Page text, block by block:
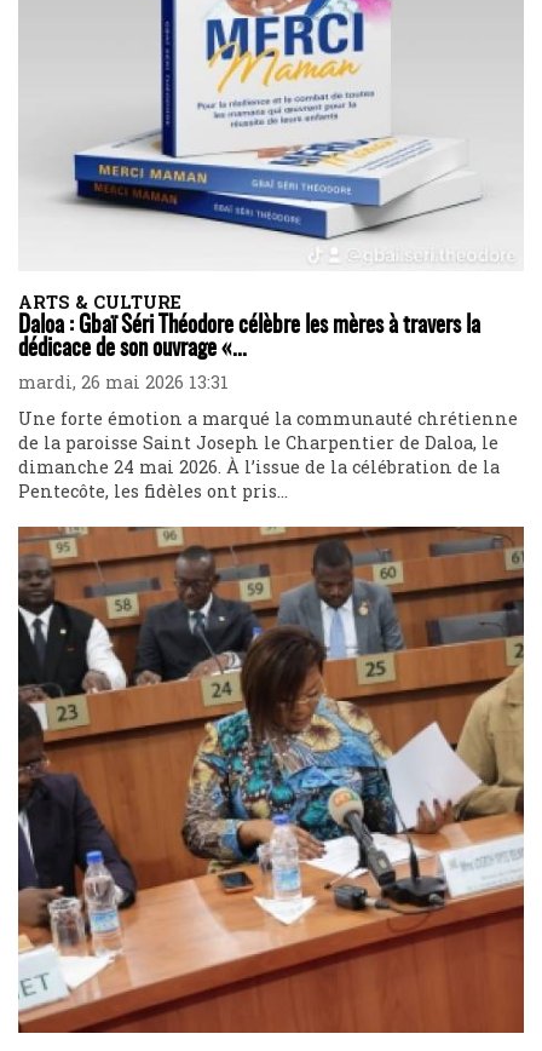
ARTS & CULTURE
Daloa : Gbaï Séri Théodore célèbre les mères à travers la
dédicace de son ouvrage «...
mardi, 26 mai 2026 13:31
Une forte émotion a marqué la communauté chrétienne
de la paroisse Saint Joseph le Charpentier de Daloa, le
dimanche 24 mai 2026. À l’issue de la célébration de la
Pentecôte, les fidèles ont pris...